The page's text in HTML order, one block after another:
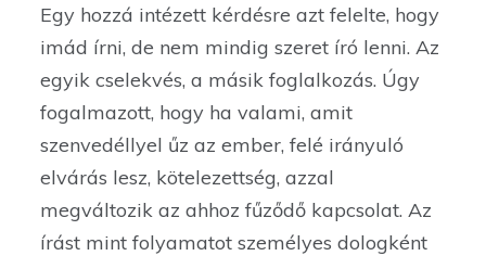
Egy hozzá intézett kérdésre azt felelte, hogy
imád írni, de nem mindig szeret író lenni. Az
egyik cselekvés, a másik foglalkozás. Úgy
fogalmazott, hogy ha valami, amit
szenvedéllyel űz az ember, felé irányuló
elvárás lesz, kötelezettség, azzal
megváltozik az ahhoz fűződő kapcsolat. Az
írást mint folyamatot személyes dologként